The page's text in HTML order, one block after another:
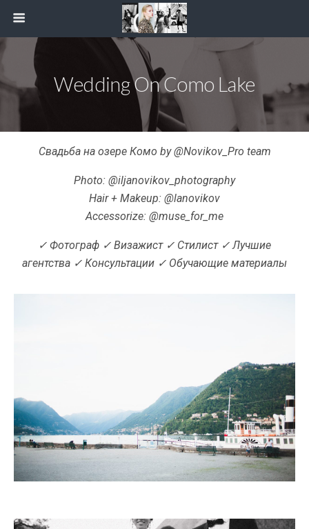
Wedding On Como Lake
Свадьба на озере Комо by @Novikov_Pro team
Photo: @iljanovikov_photography
Hair + Makeup: @lanovikov
Accessorize: @muse_for_me
✓ Фотограф ✓ Визажист ✓ Стилист ✓ Лучшие
агентства ✓ Консультации ✓ Обучающие материалы